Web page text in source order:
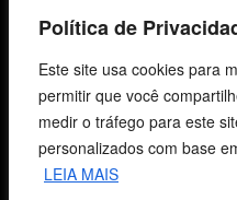
Política de
Este site usa cookies para
permitir que você
medir o tráfego para este
personalizados com base
LEIA MAIS
Minha conta
Carrinho
Lista de Desejos
Termos e Condições